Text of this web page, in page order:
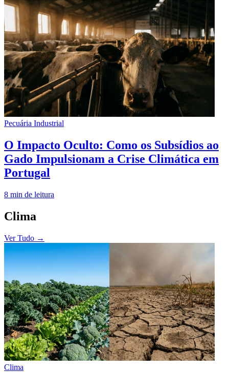
Pecuária Industrial
O Impacto Oculto: Como os Subsídios ao
Gado Impulsionam a Crise Climática em
Portugal
8 min de leitura
Clima
Ver Tudo →
Clima